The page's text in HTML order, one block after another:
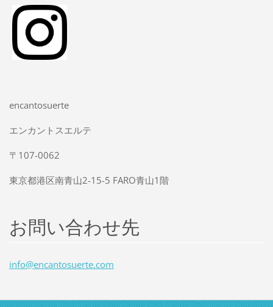
encantosuerte
エンカントスエルテ
〒107-0062
東京都港区南青山2-15-5 FARO青山1階
お問い合わせ先
info@encantosuerte.com